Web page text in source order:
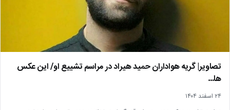
تصاویر| گریه هواداران حمید هیراد در مراسم تشییع او/ این عکس
ها…
۲۴ اسفند ۱۴۰۴